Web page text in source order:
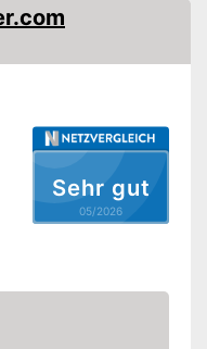
Anbieter
Sehr gut
05/2026